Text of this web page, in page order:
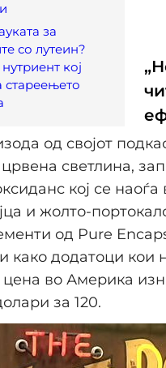
за
со лутеин?
кој
стареењето
од својот
светлина,
кој се
и жолто-
од Pure
како додатоци кои
во Америка
за 120.